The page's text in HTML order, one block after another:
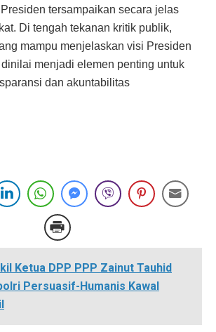
tersampaikan secara jelas
Di tengah tekanan kritik publik,
mampu menjelaskan visi Presiden
menjadi elemen penting untuk
dan akuntabilitas
Ketua DPP PPP Zainut Tauhid
Persuasif-Humanis Kawal